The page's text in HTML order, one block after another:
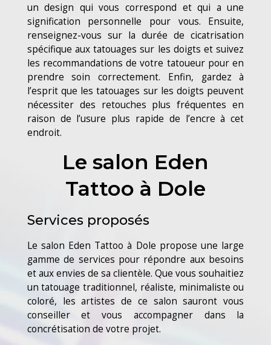
un design qui vous correspond et qui a une
signification personnelle pour vous. Ensuite,
renseignez-vous sur la durée de cicatrisation
spécifique aux tatouages sur les doigts et suivez
les recommandations de votre tatoueur pour en
prendre soin correctement. Enfin, gardez à
l’esprit que les tatouages sur les doigts peuvent
nécessiter des retouches plus fréquentes en
raison de l’usure plus rapide de l’encre à cet
endroit.
Le salon Eden
Tattoo à Dole
Services proposés
Le salon Eden Tattoo à Dole propose une large
gamme de services pour répondre aux besoins
et aux envies de sa clientèle. Que vous souhaitiez
un tatouage traditionnel, réaliste, minimaliste ou
coloré, les artistes de ce salon sauront vous
conseiller et vous accompagner dans la
concrétisation de votre projet.